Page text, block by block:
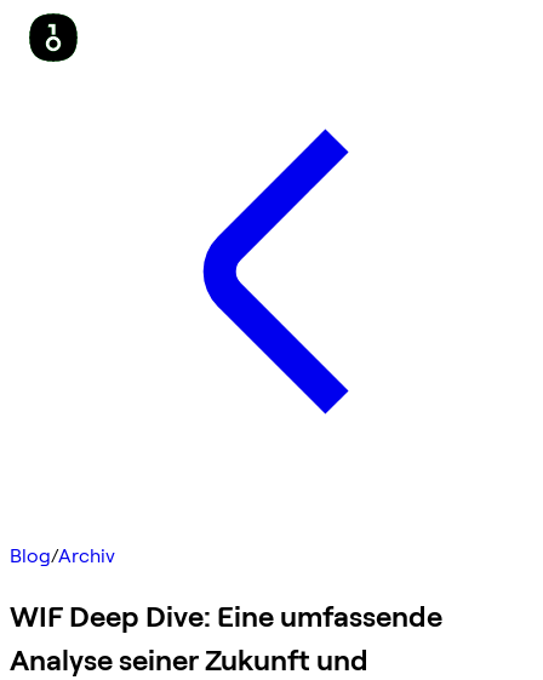
Blog/Archiv
WIF Deep Dive: Eine umfassende
Analyse seiner Zukunft und